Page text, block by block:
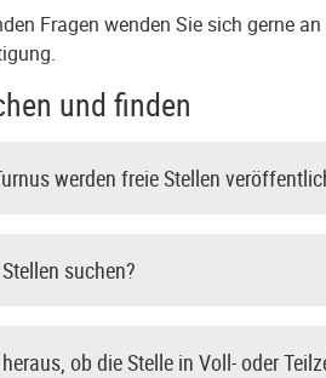
Fragen wenden Sie sich gerne
und finden
werden freie Stellen
suchen?
ob die Stelle in Voll- oder